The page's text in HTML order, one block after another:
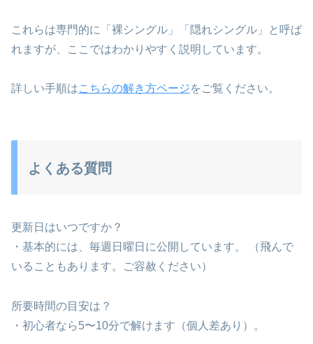
これらは専門的に「裸シングル」「隠れシングル」と呼ば
れますが、ここではわかりやすく説明しています。
詳しい手順はこちらの解き方ページをご覧ください。
よくある質問
更新日はいつですか？
・基本的には、毎週日曜日に公開しています。 （飛んで
いることもあります。ご容赦ください）
所要時間の目安は？
・初心者なら5〜10分で解けます（個人差あり）。